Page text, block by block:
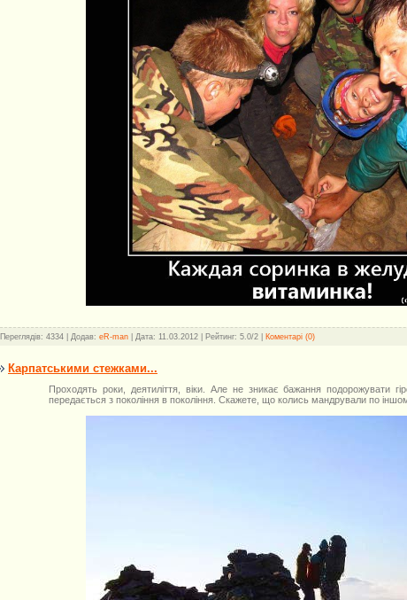
Переглядів: 4334 | Додав: eR-man | Дата: 11.03.2012 | Рейтинг: 5.0/2 | Коментарі (0)
Карпатськими стежками...
Проходять роки, деятиліття, віки. Але не зникає бажання подорожувати
передається з покоління в покоління. Скажете, що колись мандрували по